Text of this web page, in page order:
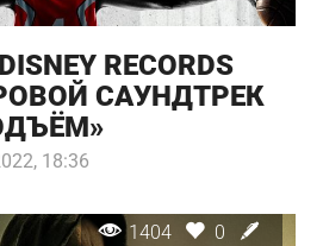
RECORDS
САУНДТРЕК
18:36
1404 0